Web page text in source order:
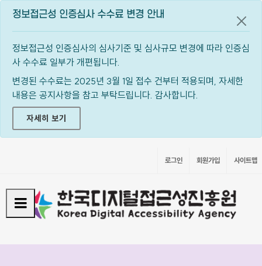
정보접근성 인증심사 수수료 변경 안내
정보접근성 인증심사의 심사기준 및 심사규모 변경에 따라 인증심
사 수수료 일부가 개편됩니다.
변경된 수수료는 2025년 3월 1일 접수 건부터 적용되며, 자세한
내용은 공지사항을 참고 부탁드립니다. 감사합니다.
자세히 보기
공지
로그인 회원가입 사이트맵